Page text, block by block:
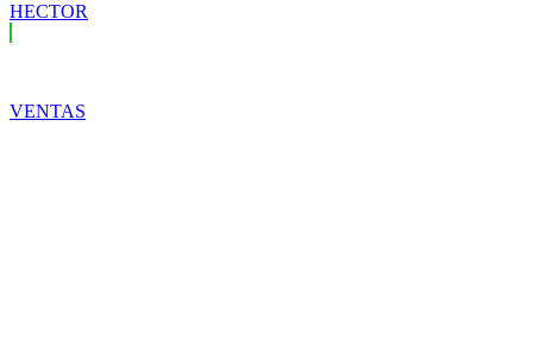
HECTOR
VENTAS